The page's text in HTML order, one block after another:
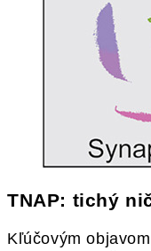
TNAP: tichý
Kľúčovým